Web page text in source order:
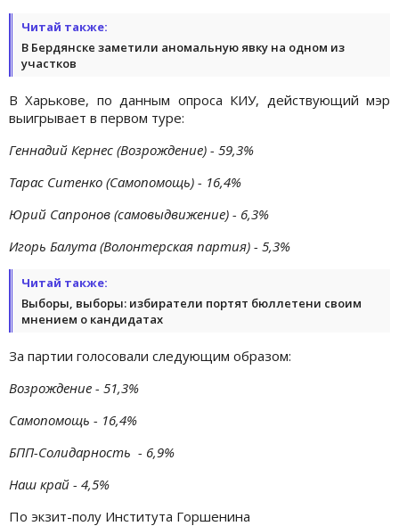
Читай также:
В Бердянске заметили аномальную явку на одном из
участков
В Харькове, по данным опроса КИУ, действующий мэр
выигрывает в первом туре:
Геннадий Кернес (Возрождение) - 59,3%
Тарас Ситенко (Самопомощь) - 16,4%
Юрий Сапронов (самовыдвижение) - 6,3%
Игорь Балута (Волонтерская партия) - 5,3%
Читай также:
Выборы, выборы: избиратели портят бюллетени своим
мнением о кандидатах
За партии голосовали следующим образом:
Возрождение - 51,3%
Самопомощь - 16,4%
БПП-Солидарность - 6,9%
Наш край - 4,5%
По экзит-полу Института Горшенина